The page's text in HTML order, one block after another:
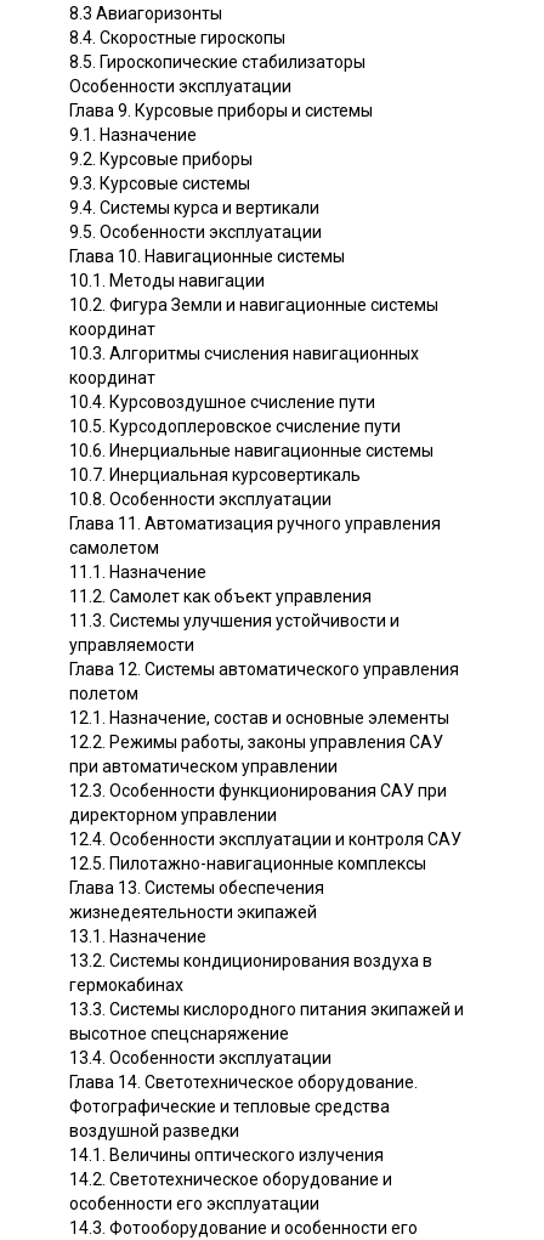
8.3 Авиагоризонты
8.4. Скоростные гироскопы
8.5. Гироскопические стабилизаторы
Особенности эксплуатации
Глава 9. Курсовые приборы и системы
9.1. Назначение
9.2. Курсовые приборы
9.3. Курсовые системы
9.4. Системы курса и вертикали
9.5. Особенности эксплуатации
Глава 10. Навигационные системы
10.1. Методы навигации
10.2. Фигура Земли и навигационные системы
координат
10.3. Алгоритмы счисления навигационных
координат
10.4. Курсовоздушное счисление пути
10.5. Курсодоплеровское счисление пути
10.6. Инерциальные навигационные системы
10.7. Инерциальная курсовертикаль
10.8. Особенности эксплуатации
Глава 11. Автоматизация ручного управления
самолетом
11.1. Назначение
11.2. Самолет как объект управления
11.3. Системы улучшения устойчивости и
управляемости
Глава 12. Системы автоматического управления
полетом
12.1. Назначение, состав и основные элементы
12.2. Режимы работы, законы управления САУ
при автоматическом управлении
12.3. Особенности функционирования САУ при
директорном управлении
12.4. Особенности эксплуатации и контроля САУ
12.5. Пилотажно-навигационные комплексы
Глава 13. Системы обеспечения
жизнедеятельности экипажей
13.1. Назначение
13.2. Системы кондиционирования воздуха в
гермокабинах
13.3. Системы кислородного питания экипажей и
высотное спецснаряжение
13.4. Особенности эксплуатации
Глава 14. Светотехническое оборудование.
Фотографические и тепловые средства
воздушной разведки
14.1. Величины оптического излучения
14.2. Светотехническое оборудование и
особенности его эксплуатации
14.3. Фотооборудование и особенности его